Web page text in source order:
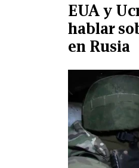
EUA y
hablar
en Rusia